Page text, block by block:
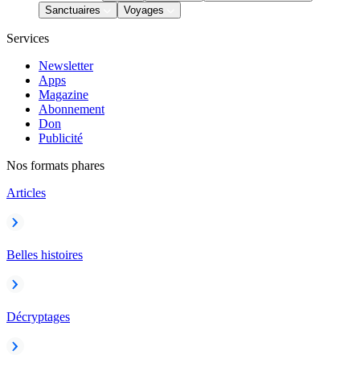
Sanctuaires
Voyages
Services
Newsletter
Apps
Magazine
Abonnement
Don
Publicité
Nos formats phares
Articles
Belles histoires
Décryptages